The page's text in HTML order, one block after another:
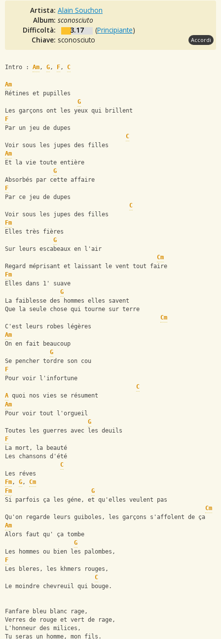
Artista: Alain Souchon
Album: sconosciuto
Difficoltà:
3.17 (Principiante)
Chiave: sconosciuto Accordi
Intro : Am, G, F, C
Am
Rétines et pupilles
G
Les garçons ont les yeux qui brillent
F
Par un jeu de dupes
C
Voir sous les jupes des filles
Am
Et la vie toute entière
G
Absorbés par cette affaire
F
Par ce jeu de dupes
C
Voir sous les jupes des filles
Fm
Elles très fières
G
Sur leurs escabeaux en l'air
Cm
Regard méprisant et laissant le vent tout faire
Fm
Elles dans 1' suave
G
La faiblesse des hommes elles savent
Que la seule chose qui tourne sur terre
Cm
C'est leurs robes légères
Am
On en fait beaucoup
G
Se pencher tordre son cou
F
Pour voir l'infortune
C
A quoi nos vies se résument
Am
Pour voir tout l'orgueil
G
Toutes les guerres avec les deuils
F
La mort, la beauté
Les chansons d'été
C
Les réves
Fm, G, Cm
Fm
G
Si parfois ça les géne, et qu'elles veulent pas
Cm
Qu'on regarde leurs guiboles, les garçons s'affolent de ça
Am
Alors faut qu' ça tombe
G
Les hommes ou bien les palombes,
F
Les bleres, les khmers rouges,
C
Le moindre chevreuil qui bouge.
Fanfare bleu blanc rage,
Verres de rouge et vert de rage,
L'honneur des milices,
Tu seras un homme, mon fils.